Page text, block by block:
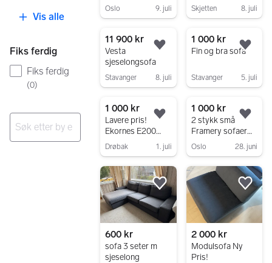
Vis alle
Fiks ferdig
Fiks ferdig
(0)
Oslo 9. juli Skjetten 8. juli
11 900 kr
Vesta
sjeselongsofa
Stavanger 8. juli
Legg til som favoritt.
1 000 kr
Fin og bra sofa
Stavanger 5. juli
1 000 kr
Lavere pris!
Ekornes E200
skinn sjeselong i
Drøbak 1. juli
Legg til som favoritt.
1 000 kr
2 stykk små
Framery sofaer
selges
Oslo 28. juni
600 kr
sofa 3 seter m
sjeselong
Legg til som favoritt.
2 000 kr
Modulsofa Ny
Pris!